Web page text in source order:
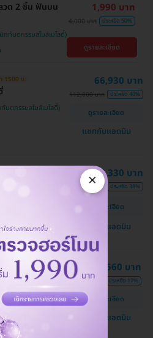
วด 2 ชิ้น ฟันบน
ทันตกรรมสไมล์เมโลดี้)
1,990 บาท
4,000 บาท ประหยัด 50%
ดูรายละเอียด
1500 บ.
ตกรรมสไมล์เมโลดี้)
66,930 บาท
112,000 บาท ประหยัด 40%
ดูรายละเอียด
แชทกับแอดมิน
1500 บ.
ำวีเนียร์เซรามิก
ตกรรมสไมล์เมโลดี้)
86,330 บาท
139,900 บาท ประหยัด 38%
ดูรายละเอียด
แชทกับแอดมิน
น 1 ซี่ (งานด่วน
นตกรรมสไมล์เมโลดี้)
21,560 บาท
26,000 บาท ประหยัด 17%
ดูรายละเอียด
แชทกับแอดมิน
×